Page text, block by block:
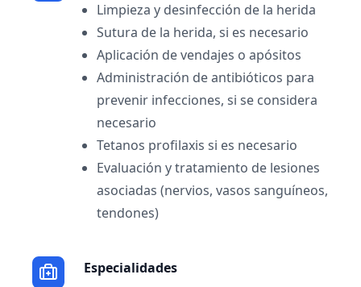
Limpieza y desinfección de la herida
Sutura de la herida, si es necesario
Aplicación de vendajes o apósitos
Administración de antibióticos para
prevenir infecciones, si se considera
necesario
Tetanos profilaxis si es necesario
Evaluación y tratamiento de lesiones
asociadas (nervios, vasos sanguíneos,
tendones)
Especialidades